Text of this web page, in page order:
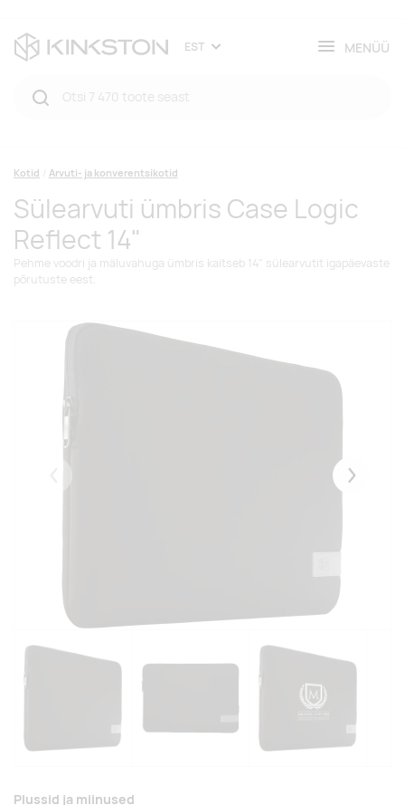
EST MENÜÜ
Kotid Arvuti- ja konverentsikotid
Sülearvuti ümbris Case Logic
Reflect 14"
Pehme voodri ja mäluvahuga ümbris kaitseb 14" sülearvutit igapäevaste
põrutuste eest.
Plussid ja miinused